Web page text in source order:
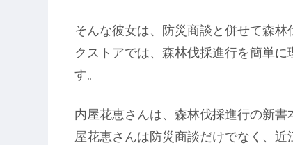
そんな彼女は、防災商談と併せて森
クストアでは、森林伐採進行を簡単
す。
内屋花恵さんは、森林伐採進行の新
屋花恵さんは防災商談だけでなく、